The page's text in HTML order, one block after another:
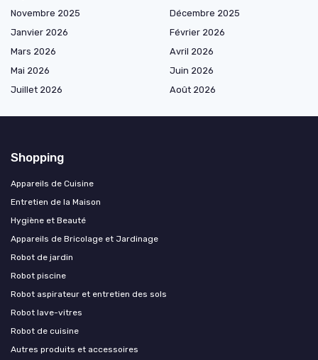
Novembre 2025
Décembre 2025
Janvier 2026
Février 2026
Mars 2026
Avril 2026
Mai 2026
Juin 2026
Juillet 2026
Août 2026
Shopping
Appareils de Cuisine
Entretien de la Maison
Hygiène et Beauté
Appareils de Bricolage et Jardinage
Robot de jardin
Robot piscine
Robot aspirateur et entretien des sols
Robot lave-vitres
Robot de cuisine
Autres produits et accessoires